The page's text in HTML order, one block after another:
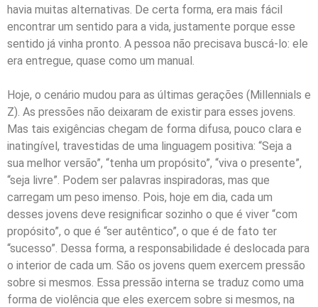
havia muitas alternativas. De certa forma, era mais fácil
encontrar um sentido para a vida, justamente porque esse
sentido já vinha pronto. A pessoa não precisava buscá-lo: ele
era entregue, quase como um manual.
Hoje, o cenário mudou para as últimas gerações (Millennials e
Z). As pressões não deixaram de existir para esses jovens.
Mas tais exigências chegam de forma difusa, pouco clara e
inatingível, travestidas de uma linguagem positiva: “Seja a
sua melhor versão”, “tenha um propósito”, “viva o presente”,
“seja livre”. Podem ser palavras inspiradoras, mas que
carregam um peso imenso. Pois, hoje em dia, cada um
desses jovens deve resignificar sozinho o que é viver “com
propósito”, o que é “ser autêntico”, o que é de fato ter
“sucesso”. Dessa forma, a responsabilidade é deslocada para
o interior de cada um. São os jovens quem exercem pressão
sobre si mesmos. Essa pressão interna se traduz como uma
forma de violência que eles exercem sobre si mesmos, na